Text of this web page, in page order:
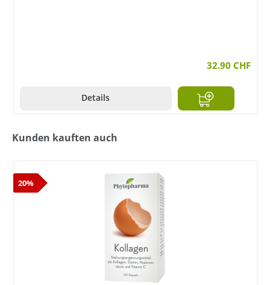
32.90 CHF
Details
Kunden kauften auch
20%